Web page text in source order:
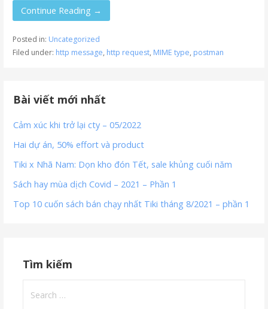
Continue Reading →
Posted in: Uncategorized
Filed under: http message, http request, MIME type, postman
Bài viết mới nhất
Cảm xúc khi trở lại cty – 05/2022
Hai dự án, 50% effort và product
Tiki x Nhã Nam: Dọn kho đón Tết, sale khủng cuối năm
Sách hay mùa dịch Covid – 2021 – Phần 1
Top 10 cuốn sách bán chạy nhất Tiki tháng 8/2021 – phần 1
Tìm kiếm
for: